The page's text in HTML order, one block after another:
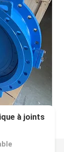
à joints